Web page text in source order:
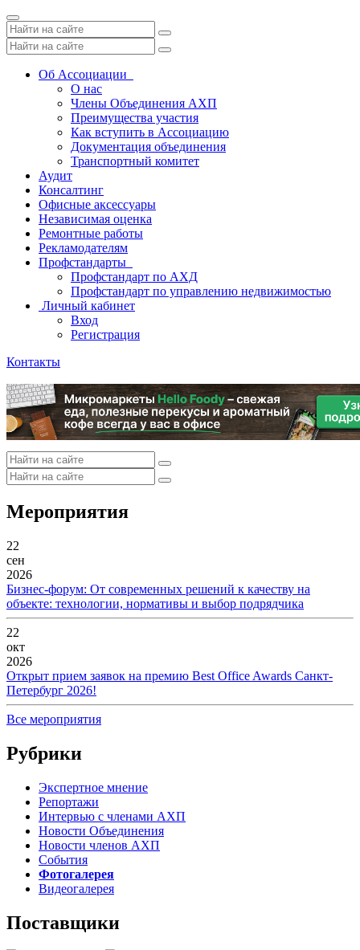
Toggle
navigation
Об Ассоциации
О нас
Члены Объединения АХП
Преимущества участия
Как вступить в Ассоциацию
Документация объединения
Транспортный комитет
Аудит
Консалтинг
Офисные аксессуары
Независимая оценка
Ремонтные работы
Рекламодателям
Профстандарты
Профстандарт по АХД
Профстандарт по управлению недвижимостью
Личный кабинет
Вход
Регистрация
Контакты
Мероприятия
22
сен
2026
Бизнес-форум: От современных решений к качеству на
объекте: технологии, нормативы и выбор подрядчика
22
окт
2026
Открыт прием заявок на премию Best Office Awards Санкт-
Петербург 2026!
Все мероприятия
Рубрики
Экспертное мнение
Репортажи
Интервью с членами АХП
Новости Объединения
Новости членов АХП
События
Фотогалерея
Видеогалерея
Поставщики